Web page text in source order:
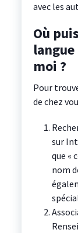
avec les
Où
langue
moi ?
Pour
de chez
sur
que «
nom